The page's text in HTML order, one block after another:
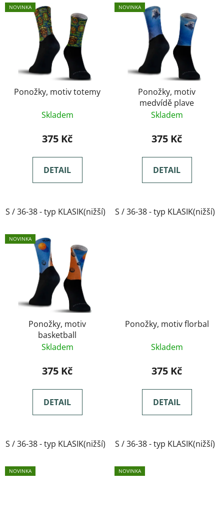
NOVINKA
Ponožky, motiv totemy
Skladem
375 Kč
DETAIL
S / 36-38 - typ KLASIK(nižší) M / 39-41- typ KLASIK(nižší)
NOVINKA
Ponožky, motiv
medvídě plave
Skladem
375 Kč
DETAIL
S / 36-38 - typ KLASIK(nižší)
NOVINKA
Ponožky, motiv
basketball
Skladem
375 Kč
DETAIL
S / 36-38 - typ KLASIK(nižší) M / 39-41- typ KLASIK(nižší)
Ponožky, motiv florbal
Skladem
375 Kč
DETAIL
S / 36-38 - typ KLASIK(nižší)
NOVINKA NOVINKA